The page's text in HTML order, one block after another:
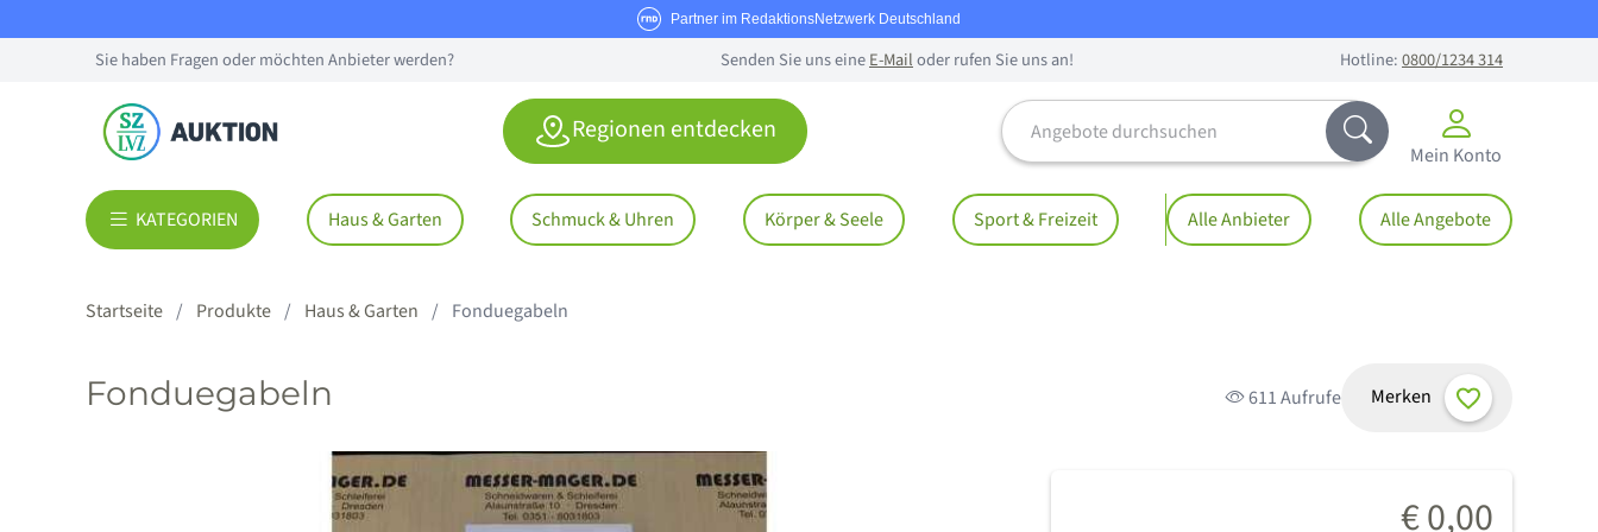
Partner im RedaktionsNetzwerk Deutschland
Sie haben Fragen oder möchten Anbieter werden? Senden Sie uns eineE-Mailoder rufen Sie uns an! Hotline:0800/1234 314
Regionen entdecken
Angebote durchsuchen
Abschicken
Mein Konto
KATEGORIEN Haus & Garten Schmuck & Uhren Körper & Seele Sport & Freizeit Alle Anbieter Alle Angebote
Startseite Produkte Haus & Garten Fonduegabeln
Fonduegabeln 611 Aufrufe Merken
€ 0,00